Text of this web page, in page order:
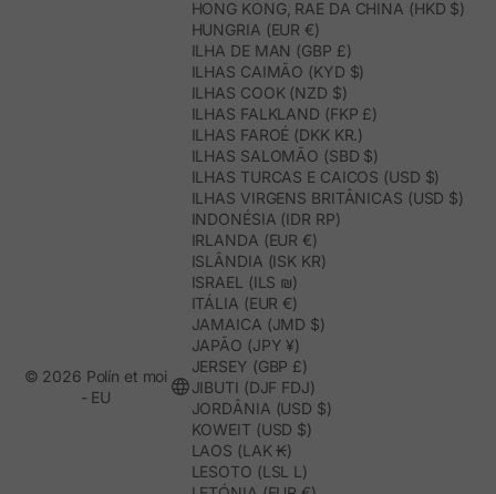
HONG KONG, RAE DA CHINA (HKD $)
HUNGRIA (EUR €)
ILHA DE MAN (GBP £)
ILHAS CAIMÃO (KYD $)
ILHAS COOK (NZD $)
ILHAS FALKLAND (FKP £)
ILHAS FAROÉ (DKK KR.)
ILHAS SALOMÃO (SBD $)
ILHAS TURCAS E CAICOS (USD $)
ILHAS VIRGENS BRITÂNICAS (USD $)
INDONÉSIA (IDR RP)
IRLANDA (EUR €)
ISLÂNDIA (ISK KR)
ISRAEL (ILS ₪)
ITÁLIA (EUR €)
JAMAICA (JMD $)
JAPÃO (JPY ¥)
JERSEY (GBP £)
JIBUTI (DJF FDJ)
JORDÂNIA (USD $)
KOWEIT (USD $)
LAOS (LAK ₭)
LESOTO (LSL L)
© 2026 Polín et moi
- EU